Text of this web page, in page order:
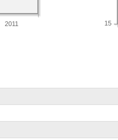
2011 15